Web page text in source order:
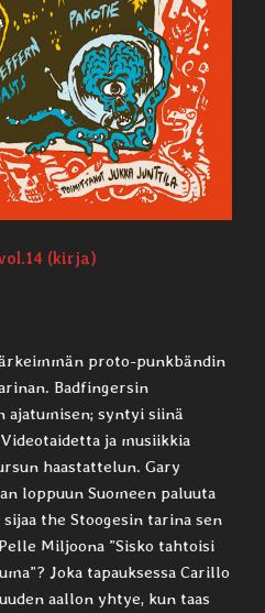
(kirja)
proto-punkbändin
Badfingersin
ajatumisen; syntyi siinä
ja musiikkia
haastattelun. Gary
loppuun Suomeen paluuta
the Stoogesin tarina sen
Miljoona ”Sisko tahtoisi
Joka tapauksessa Carillo
aallon yhtye, kun taas